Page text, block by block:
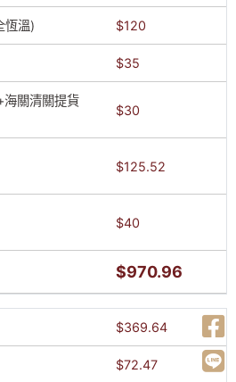
恆溫) $120
$35
關清關提貨
$30
$125.52
$40
$970.96
$369.64
$72.47